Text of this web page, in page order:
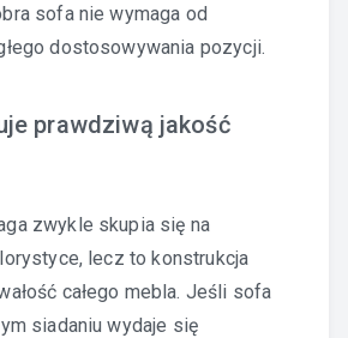
sofa nie wymaga od
dostosowywania pozycji.
prawdziwą jakość
zwykle skupia się na
lecz to konstrukcja
całego mebla. Jeśli sofa
siadaniu wydaje się